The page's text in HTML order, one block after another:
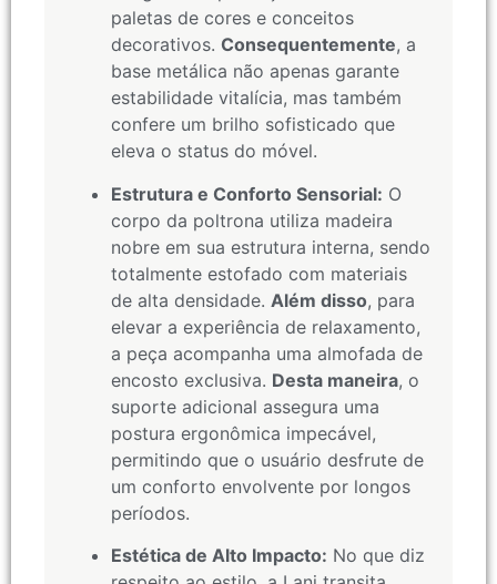
paletas de cores e conceitos
decorativos. Consequentemente, a
base metálica não apenas garante
estabilidade vitalícia, mas também
confere um brilho sofisticado que
eleva o status do móvel.
Estrutura e Conforto Sensorial: O
corpo da poltrona utiliza madeira
nobre em sua estrutura interna, sendo
totalmente estofado com materiais
de alta densidade. Além disso, para
elevar a experiência de relaxamento,
a peça acompanha uma almofada de
encosto exclusiva. Desta maneira, o
suporte adicional assegura uma
postura ergonômica impecável,
permitindo que o usuário desfrute de
um conforto envolvente por longos
períodos.
Estética de Alto Impacto: No que diz